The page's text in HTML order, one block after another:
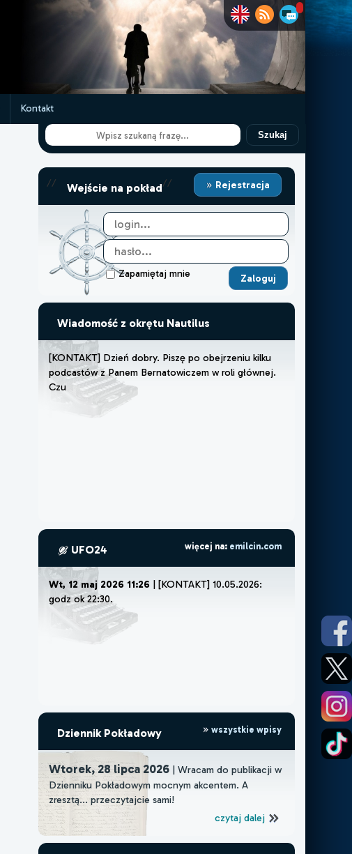
Kontakt
Szukaj
// Wejście na pokład// Rejestracja
Zapamiętaj mnie
Wiadomość z okrętu Nautilus
[KONTAKT] Dzień dobry. Piszę po obejrzeniu kilku
podcastów z Panem Bernatowiczem w roli głównej.
Czuj ę, że muszę lub
UFO24 więcej na: emilcin.com
Wt, 12 maj 2026 11:26 | [KONTAKT] 10.05.2026:
godz ok 22:30.
Dziennik Pokładowy wszystkie wpisy
Wtorek, 28 lipca 2026| Wracam do publikacji w
Dzienniku Pokładowym mocnym akcentem. A
zresztą... przeczytajcie sami!
czytaj dalej